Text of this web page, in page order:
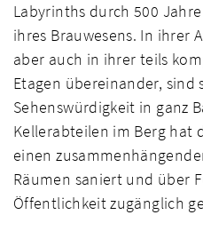
Labyrinths durch 500
ihres Brauwesens. In ihrer
aber auch in ihrer teils
Etagen übereinander, sind
Sehenswürdigkeit in ganz
Kellerabteilen im Berg hat
einen
Räumen saniert und über
Öffentlichkeit zugänglich